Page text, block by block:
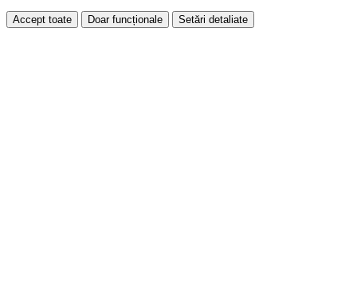
Accept toate Doar funcționale Setări detaliate